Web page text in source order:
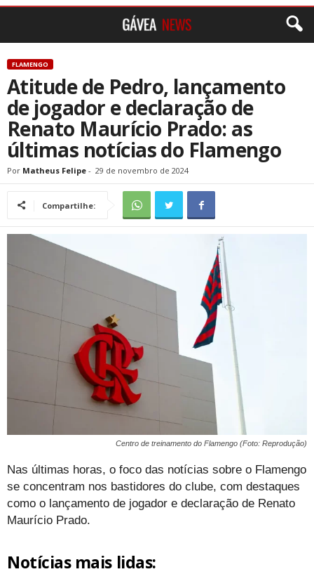
FLAMENGO
Atitude de Pedro, lançamento
de jogador e declaração de
Renato Maurício Prado: as
últimas notícias do Flamengo
Por Matheus Felipe - 29 de novembro de 2024
Compartilhe:
Centro de treinamento do Flamengo (Foto: Reprodução)
Nas últimas horas, o foco das notícias sobre o Flamengo
se concentram nos bastidores do clube, com destaques
como o lançamento de jogador e declaração de Renato
Maurício Prado.
Notícias mais lidas: